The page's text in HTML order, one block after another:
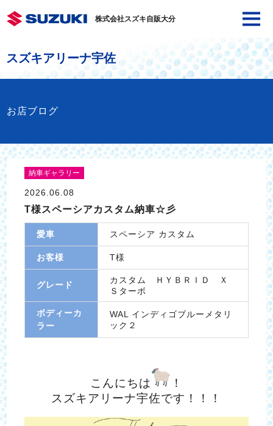
株式会社スズキ自販大分
スズキアリーナ宇佐
お店ブログ
納車ギャラリー
2026.06.08
T様スペーシアカスタム納車☆彡
愛車 スペーシア カスタム
お客様 T様
グレード
カスタム ＨＹＢＲＩＤ Ｘ
Ｓターボ
ボディーカ
ラー
WAL インディゴブルーメタリ
ック２
こんにちは
！
スズキアリーナ宇佐です！！！